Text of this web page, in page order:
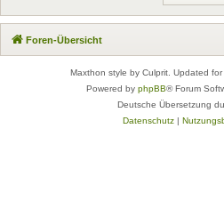
Foren-Übersicht
Maxthon style by Culprit. Updated
Powered by phpBB® Forum
Deutsche Übersetzung
Datenschutz|